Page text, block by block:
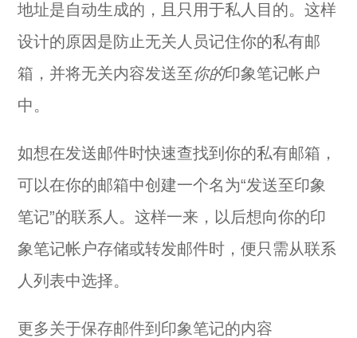
地址是自动生成的，且只用于私人目的。这样
设计的原因是防止无关人员记住你的私有邮
箱，并将无关内容发送至你的印象笔记帐户
中。
如想在发送邮件时快速查找到你的私有邮箱，
可以在你的邮箱中创建一个名为“发送至印象
笔记”的联系人。这样一来，以后想向你的印
象笔记帐户存储或转发邮件时，便只需从联系
人列表中选择。
更多关于保存邮件到印象笔记的内容